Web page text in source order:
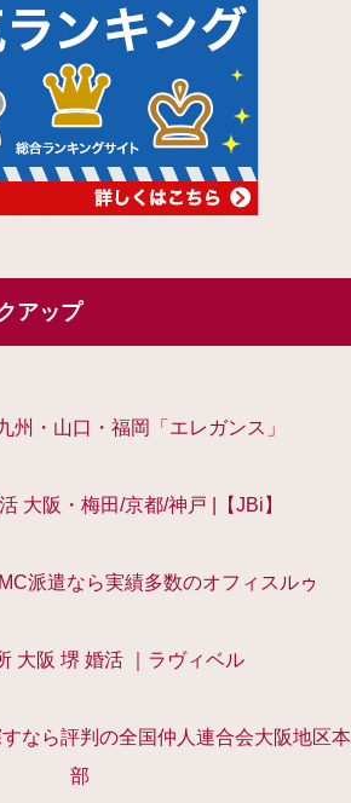
アップ
州・山口・福岡「エレガンス」
大阪・梅田/京都/神戸 |【JBi】
派遣なら実績多数のオフィスルゥ
大阪 堺 婚活 ｜ラヴィベル
なら評判の全国仲人連合会大阪地区本
部